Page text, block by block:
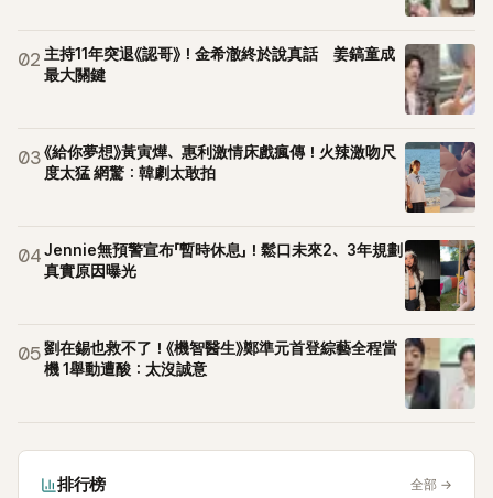
02 主持11年突退《認哥》！金希澈終於說真話 姜鎬童成
最大關鍵
03《給你夢想》黃寅燁、惠利激情床戲瘋傳！火辣激吻尺
度太猛 網驚：韓劇太敢拍
04Jennie無預警宣布「暫時休息」！鬆口未來2、3年規劃
真實原因曝光
05劉在錫也救不了！《機智醫生》鄭準元首登綜藝全程當
機 1舉動遭酸：太沒誠意
排行榜 全部 →